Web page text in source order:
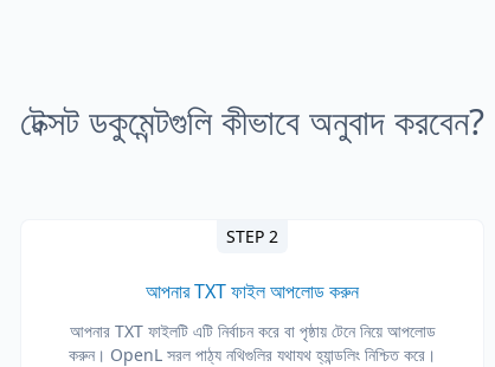
টেক্সট ডকুমেন্টগুলি কীভাবে অনুবাদ করবেন?
STEP 2
আপনার TXT ফাইল আপলোড করুন
আপনার TXT ফাইলটি এটি নির্বাচন করে বা পৃষ্ঠায় টেনে নিয়ে আপলোড
করুন। OpenL সরল পাঠ্য নথিগুলির যথাযথ হ্যান্ডলিং নিশ্চিত করে।